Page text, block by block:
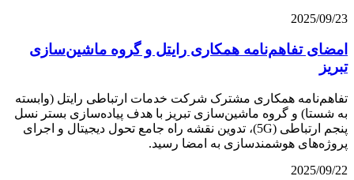
2025/09/23
امضای تفاهم‌نامه همکاری رایتل و گروه ماشین‌سازی
تبریز
تفاهم‌نامه همکاری مشترک شرکت خدمات ارتباطی رایتل (وابسته
به شستا) و گروه ماشین‌سازی تبریز با هدف پیاده‌سازی بستر نسل
پنجم ارتباطی (5G)، تدوین نقشه راه جامع تحول دیجیتال و اجرای
پروژه‌های هوشمندسازی به امضا رسید.
2025/09/22